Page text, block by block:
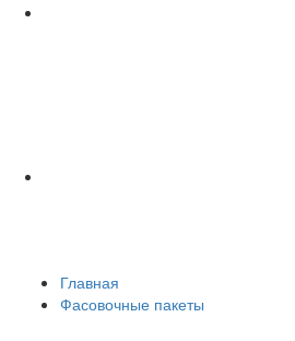
Главная
Фасовочные пакеты